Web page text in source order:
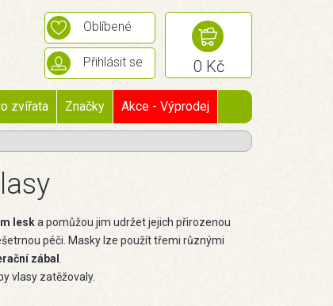
Oblíbené
Přihlásit se 0 Kč
zvířata Značky Akce - Výprodej
leska pomůžou jim udržet jejich přirozenou
péči. Masky lze použít třemi různými
zábal
vlasy zatěžovaly.